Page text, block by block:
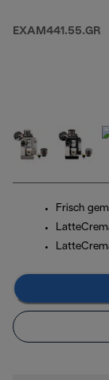
EXAM441.55.GR
Frisch